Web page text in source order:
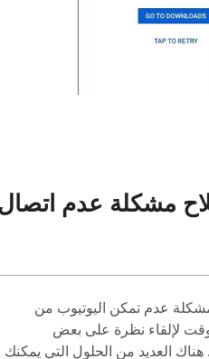
إصلاح مشكلة عدم
عدم تمكن اليوتيوب من
لإلقاء نظرة على بعض
هناك العديد من الحلول التي يمكنك